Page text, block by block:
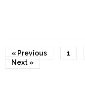
« Previous 1
Next »